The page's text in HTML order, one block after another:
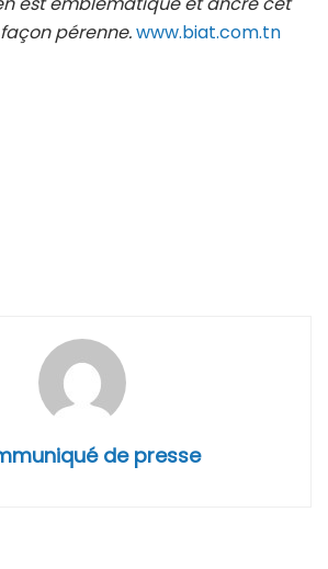
pérenne.www.biat.com.tn
de presse